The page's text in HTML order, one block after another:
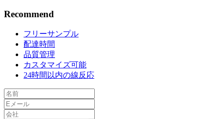
Recommend
フリーサンプル
配達時間
品質管理
カスタマイズ可能
24時間以内の線反応